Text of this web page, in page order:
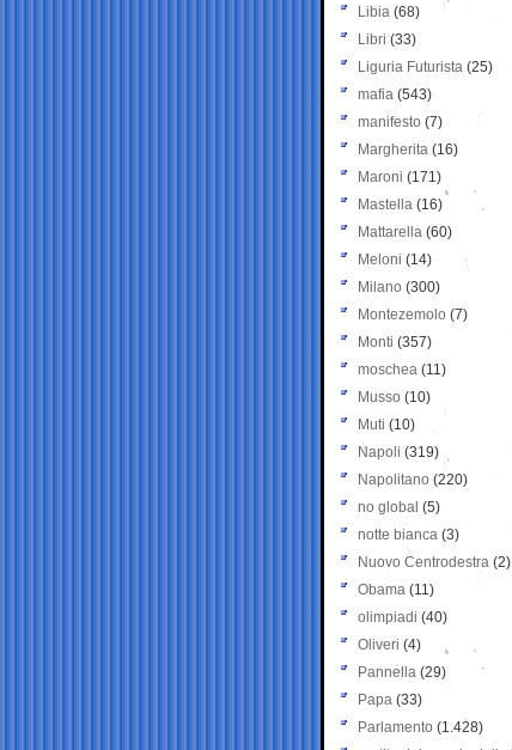
Libia (68)
Libri (33)
Liguria Futurista (25)
mafia (543)
manifesto (7)
Margherita (16)
Maroni (171)
Mastella (16)
Mattarella (60)
Meloni (14)
Milano (300)
Montezemolo (7)
Monti (357)
moschea (11)
Musso (10)
Muti (10)
Napoli (319)
Napolitano (220)
no global (5)
notte bianca (3)
Nuovo Centrodestra (2)
Obama (11)
olimpiadi (40)
Oliveri (4)
Pannella (29)
Papa (33)
Parlamento (1.428)